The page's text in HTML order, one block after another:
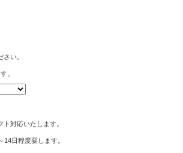
い。
。
対応いたします。
日程度要します。